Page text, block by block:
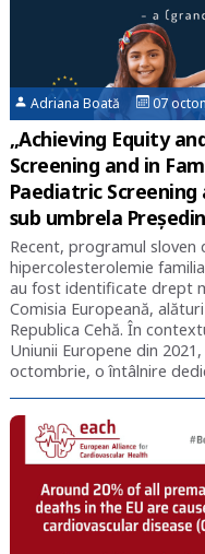
Adriana Boată 07
„Achieving Equity
Screening and in
Paediatric Screening
sub umbrela
Recent, programul
hipercolesterolemie
au fost identificate drept
Comisia Europeană,
Republica Cehă. În
Uniunii Europene din
octombrie, o întâlnire